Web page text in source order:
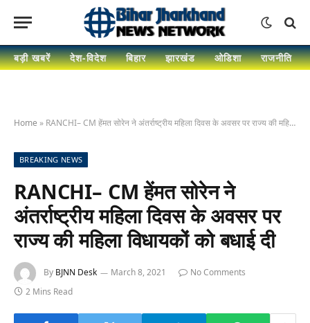
बड़ी खबरें देश-विदेश बिहार झारखंड ओडिशा राजनीति
Home » RANCHI– CM हेंमत सोरेन ने अंतर्राष्ट्रीय महिला दिवस के अवसर पर राज्य की महिला विधायकों को बधाई दी
BREAKING NEWS
RANCHI– CM हेंमत सोरेन ने
अंतर्राष्ट्रीय महिला दिवस के अवसर पर
राज्य की महिला विधायकों को बधाई दी
By BJNN Desk March 8, 2021
No Comments
2 Mins Read